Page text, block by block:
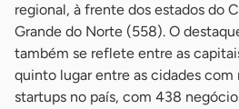
regional, à frente dos estados do
Grande do Norte (558). O
também se reflete entre as
quinto lugar entre as cidades
startups no país, com 438